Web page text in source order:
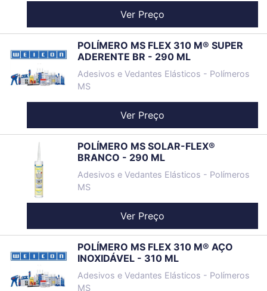
Ver Preço
POLÍMERO MS FLEX 310 M® SUPER
ADERENTE BR - 290 ML
Adesivos e Vedantes Elásticos - Polímeros
MS
Ver Preço
POLÍMERO MS SOLAR-FLEX®
BRANCO - 290 ML
Adesivos e Vedantes Elásticos - Polímeros
MS
Ver Preço
POLÍMERO MS FLEX 310 M® AÇO
INOXIDÁVEL - 310 ML
Adesivos e Vedantes Elásticos - Polímeros
MS